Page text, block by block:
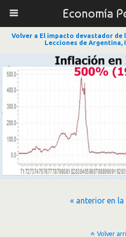
Economía
Volver a El impacto devastador de
Lecciones de Argentina,
« anterior en la
Volver